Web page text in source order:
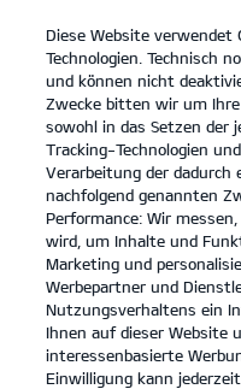
open
menu
Technische Daten
... ...
Der Kia Stonic -
Kia Stonic 1.0 T-GDI 48V MT 84,6
5,7 l/100 km. CO₂-Emissionen
Diese Website verwendet
Technologien. Technisch
und können nicht
Zwecke bitten wir um
sowohl in das Setzen der
Tracking-Technologien
Verarbeitung der dadurch
nachfolgend genannten
Performance: Wir
wird, um Inhalte und
Marketing und
Werbepartner und
Nutzungsverhaltens ein
Ihnen auf dieser Website
interessenbasierte
Einwilligung kann